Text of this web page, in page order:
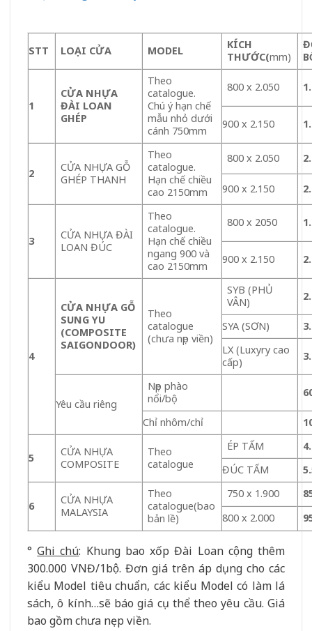
STT LOẠI CỬA MODEL
KÍCH
THƯỚC(mm)
1
CỬA NHỰA
ĐÀI LOAN
GHÉP
Theo
catalogue.
Chú ý hạn chế
mẫu nhỏ dưới
cánh 750mm
800 x 2.050
900 x 2.150
2
CỬA NHỰA GỖ
GHÉP THANH
Theo
catalogue.
Hạn chế chiều
cao 2150mm
800 x 2.050
900 x 2.150
3
CỬA NHỰA ĐÀI
LOAN ĐÚC
Theo
catalogue.
Hạn chế chiều
ngang 900 và
cao 2150mm
800 x 2050
900 x 2.150
4
CỬA NHỰA GỖ
SUNG YU
(COMPOSITE
SAIGONDOOR)
Theo
catalogue
(chưa nẹp viền)
SYB (PHỦ
VÂN)
SYA (SƠN)
LX (Luxyry cao
cấp)
Yêu cầu riêng
Nẹp phào
nổi/bộ
Chỉ nhôm/chỉ
5
CỬA NHỰA
COMPOSITE
Theo
catalogue
ÉP TẤM
ĐÚC TẤM
6
CỬA NHỰA
MALAYSIA
Theo
catalogue(bao
bản lề)
750 x 1.900
800 x 2.000
°Ghi chú: Khung bao xốp Đài Loan cộng thêm
300.000 VNĐ/1bộ. Đơn giá trên áp dụng cho các
kiểu Model tiêu chuẩn, các kiểu Model có làm lá
sách, ô kính…sẽ báo giá cụ thể theo yêu cầu. Giá
bao gồm chưa nẹp viền.